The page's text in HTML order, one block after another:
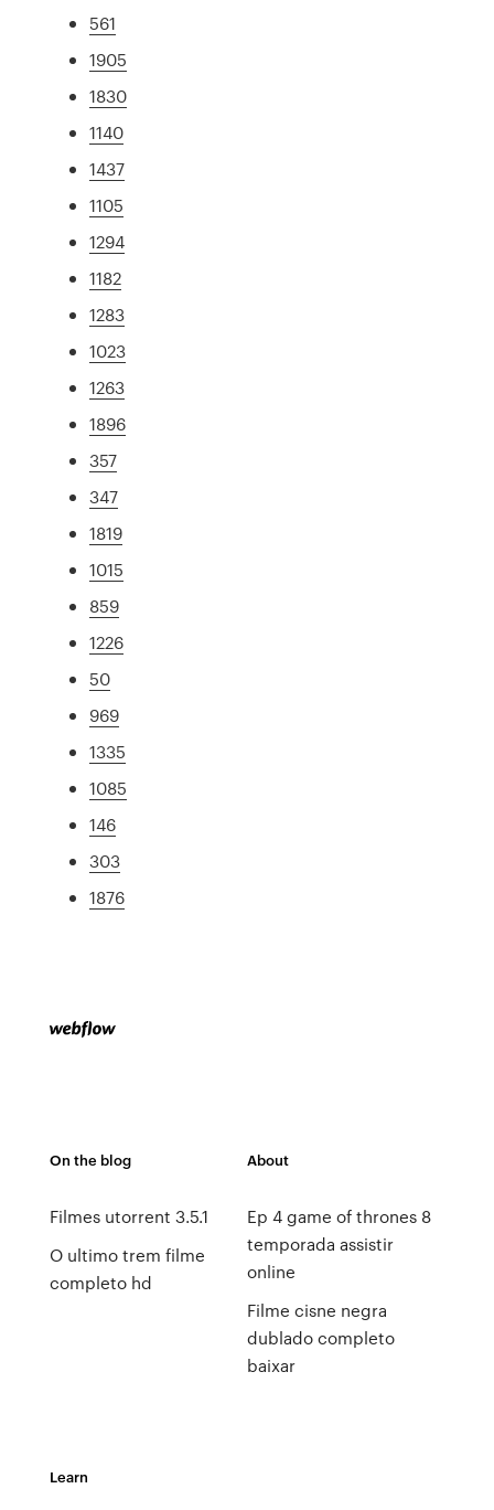
561
1905
1830
1140
1437
1105
1294
1182
1283
1023
1263
1896
357
347
1819
1015
859
1226
50
969
1335
1085
146
303
1876
On the blog
Filmes utorrent 3.5.1
O ultimo trem filme
completo hd
About
Ep 4 game of thrones 8
temporada assistir
online
Filme cisne negra
dublado completo
baixar
Learn